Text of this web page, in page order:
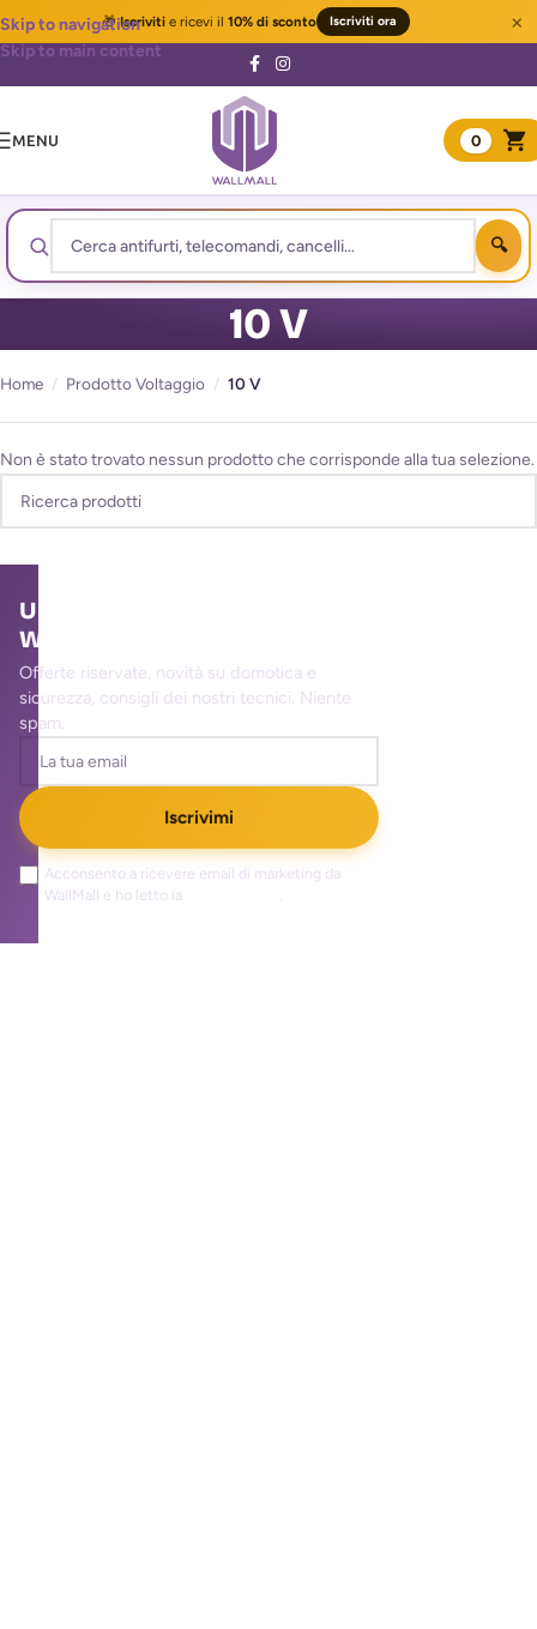
🎁Iscrivitie ricevi il 10% di sconto Iscriviti ora ×
Skip to navigation
Skip to main content
MENU 0
10 V
Home / Prodotto Voltaggio / 10 V
Non è stato trovato nessun prodotto che corrisponde alla tua selezione.
Unisciti alla community
WallMall
Offerte riservate, novità su domotica e
sicurezza, consigli dei nostri tecnici. Niente
spam.
Iscrivimi
Acconsento a ricevere email di marketing da
WallMall e ho letto la
.